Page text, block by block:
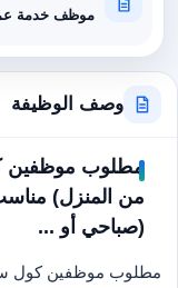
موظف خدمة
وصف الوظيفة
مطلوب موظفين
من المنزل)
(صباحي أو ...
مطلوب موظفين كول